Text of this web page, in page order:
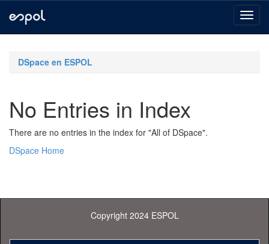
navigationDSpace en ESPOL
No Entries in Index
There are no entries in the index for "All of DSpace".
DSpace Home
Copyright 2024 ESPOL